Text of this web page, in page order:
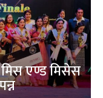
मिस एण्ड मिसेस